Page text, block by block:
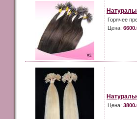
Горячее
Цена:
Цена: